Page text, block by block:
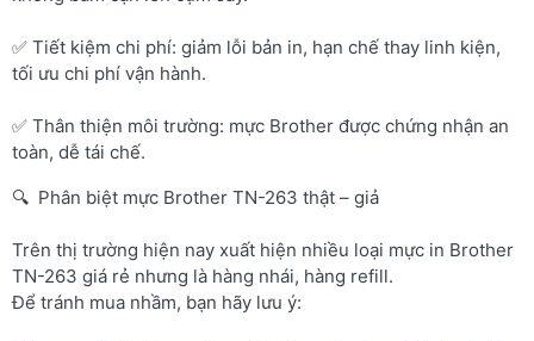
✅ Tiết kiệm chi phí: giảm lỗi bản in, hạn chế thay linh kiện,
tối ưu chi phí vận hành.
✅ Thân thiện môi trường: mực Brother được chứng nhận an
toàn, dễ tái chế.
🔍 Phân biệt mực Brother TN-263 thật – giả
Trên thị trường hiện nay xuất hiện nhiều loại mực in Brother
TN-263 giá rẻ nhưng là hàng nhái, hàng refill.
Để tránh mua nhầm, bạn hãy lưu ý: